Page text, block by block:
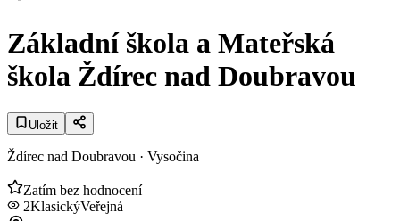
Základní škola a Mateřská
škola Ždírec nad Doubravou
Uložit
Ždírec nad Doubravou · Vysočina
Zatím bez hodnocení
2KlasickýVeřejná